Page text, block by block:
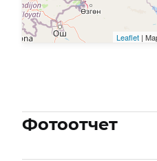
Leaflet|
Фотоотчет